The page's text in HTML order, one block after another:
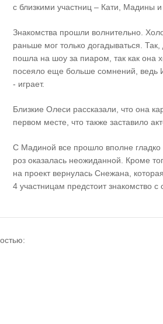
с близкими участниц – Кати, Мадины
Знакомства прошли волнительно.
раньше мог только догадываться.
пошла на шоу за пиаром, так как она
посеяло еще больше сомнений, ведь
- играет.
Близкие Олеси рассказали, что она
первом месте, что также заставило
С Мадиной все прошло вполне
роз оказалась неожиданной. Кроме
на проект вернулась Снежана,
4 участницам предстоит знакомство